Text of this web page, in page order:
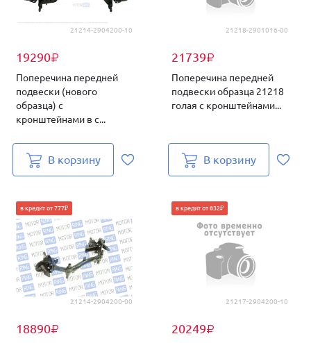
21214-2904200-10
19290₽
Поперечина передней
подвески (нового
образца) с
кронштейнами в с...
В корзину
21218-2901016-00
21739₽
Поперечина передней
подвески образца 21218
голая с кронштейнами...
В корзину
21214-2904200-00
18890₽
в кредит от 777₽
21217-2904200-10
20249₽
в кредит от 832₽